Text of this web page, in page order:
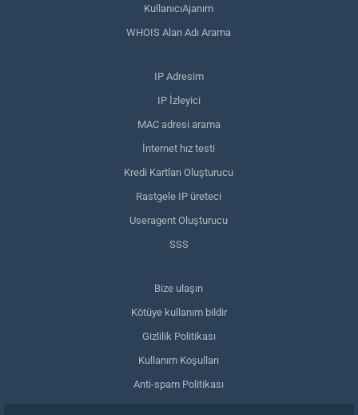
KullanıcıAjanım
WHOIS Alan Adı Arama
IP Adresim
IP İzleyici
MAC adresi arama
İnternet hız testi
Kredi Kartları Oluşturucu
Rastgele IP üreteci
Useragent Oluşturucu
SSS
Bize ulaşın
Kötüye kullanım bildir
Gizlilik Politikası
Kullanım Koşulları
Anti-spam Politikası